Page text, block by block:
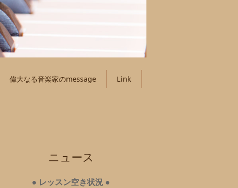
偉大なる音楽家のmessage Link
ニュース
● レッスン空き状況 ●